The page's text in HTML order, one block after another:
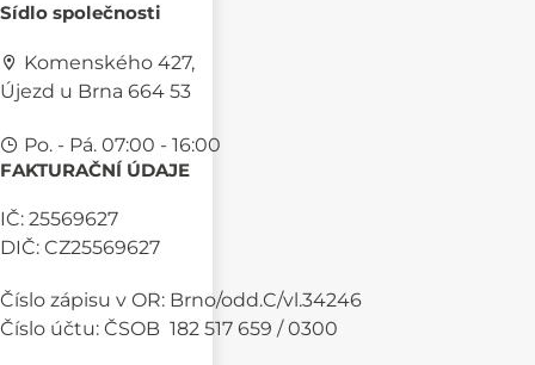
Sídlo společnosti
Komenského 427,
Újezd u Brna 664 53
Po. - Pá. 07:00 - 16:00
FAKTURAČNÍ ÚDAJE
IČ: 25569627
DIČ: CZ25569627
Číslo zápisu v OR: Brno/odd.C/vl.34246
Číslo účtu: ČSOB 182 517 659 / 0300